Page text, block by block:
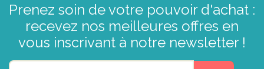
Prenez soin de votre pouvoir d'achat :
recevez nos meilleures offres en
vous inscrivant à notre newsletter !